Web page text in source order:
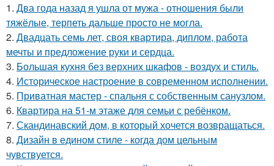
1. Два года назад я ушла от мужа - отношения были
тяжёлые, терпеть дальше просто не могла.
2. Двадцать семь лет, своя квартира, диплом, работа
мечты и предложение руки и сердца.
3. Большая кухня без верхних шкафов - воздух и стиль.
4. Историческое настроение в современном исполнении.
5. Приватная мастер - спальня с собственным санузлом.
6. Квартира на 51-м этаже для семьи с ребёнком.
7. Скандинавский дом, в который хочется возвращаться.
8. Дизайн в едином стиле - когда дом цельным
чувствуется.